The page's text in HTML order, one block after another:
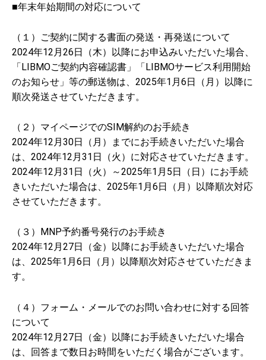
■年末年始期間の対応について
（１）ご契約に関する書面の発送・再発送について
2024年12月26日（木）以降にお申込みいただいた場合、
「LIBMOご契約内容確認書」「LIBMOサービス利用開始
のお知らせ」等の郵送物は、2025年1月6日（月）以降に
順次発送させていただきます。
（２）マイページでのSIM解約のお手続き
2024年12月30日（月）までにお手続きいただいた場合
は、2024年12月31日（火）に対応させていただきます。
2024年12月31日（火）～2025年1月5日（日）にお手続
きいただいた場合は、2025年1月6日（月）以降順次対応
させていただきます。
（３）MNP予約番号発行のお手続き
2024年12月27日（金）以降にお手続きいただいた場合
は、2025年1月6日（月）以降順次対応させていただきま
す。
（４）フォーム・メールでのお問い合わせに対する回答
について
2024年12月27日（金）以降にお手続きいただいた場合
は、回答まで数日お時間をいただく場合がございます。